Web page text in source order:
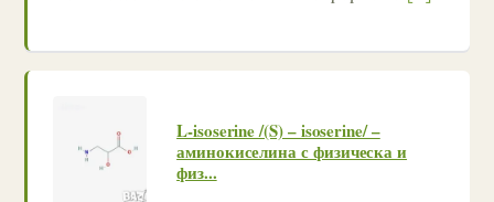
L-isoserine /(S) – isoserine/ –
аминокиселина с физическа и
физ...